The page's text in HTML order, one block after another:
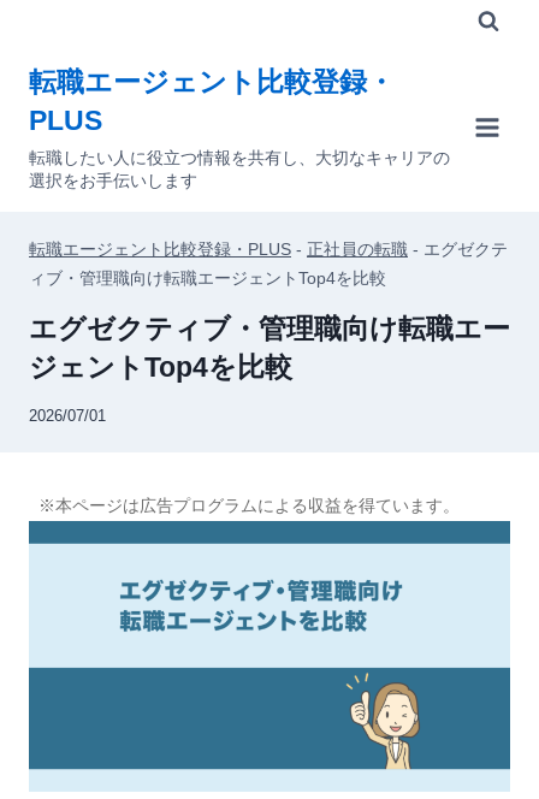
転職エージェント比較登録・
PLUS
転職したい人に役立つ情報を共有し、大切なキャリアの
選択をお手伝いします
転職エージェント比較登録・PLUS - 正社員の転職 - エグゼクテ
ィブ・管理職向け転職エージェントTop4を比較
エグゼクティブ・管理職向け転職エー
ジェントTop4を比較
2026/07/01
※本ページは広告プログラムによる収益を得ています。